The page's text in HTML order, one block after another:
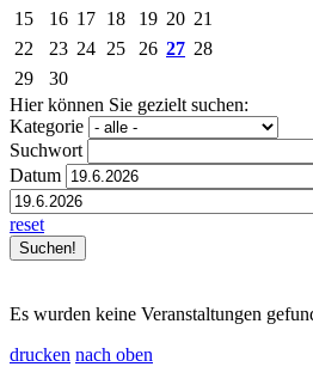
15
16 17 18 19 20 21
22
23 24 25 26 27 28
29
30
Hier können Sie gezielt suchen:
Kategorie
Suchwort
Datum
reset
Es wurden keine Veranstaltungen
drucken nach oben